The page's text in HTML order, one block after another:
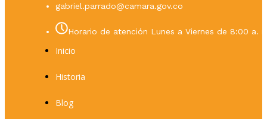
gabriel.parrado@camara.gov.co
Horario de atención Lunes a Viernes de 8:00 a.
Inicio
Historia
Blog